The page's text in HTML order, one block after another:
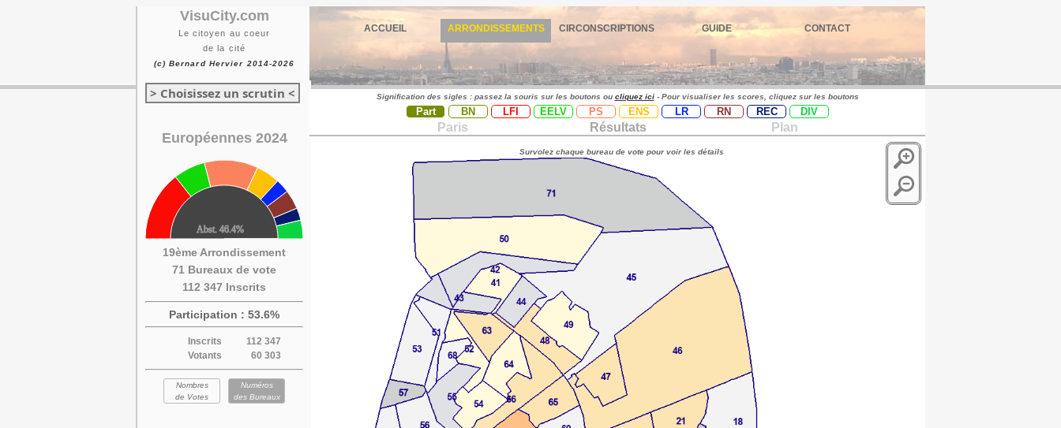
VisuCity.com
Le citoyen au coeur
de la cité
(c) Bernard Hervier 2014-2026
ACCUEIL ARRONDISSEMENTS CIRCONSCRIPTIONS GUIDE CONTACT
> Choisissez un scrutin <
Européennes 2024
19ème Arrondissement
71 Bureaux de vote
112 347 Inscrits
Participation : 53.6%
Inscrits
112 347
Votants
60 303
Nombres
de Votes
Numéros
des Bureaux
Signification des sigles : passez la souris sur les boutons ou cliquez ici- Pour visualiser les scores, cliquez sur les boutons
Part BN LFI EELV PS ENS LR RN REC DIV
Paris Résultats Plan
Survolez chaque bureau de vote pour voir les détails